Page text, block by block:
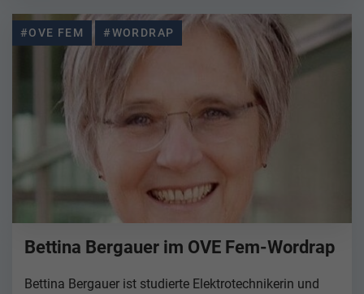
#OVE FEM #WORDRAP
Bettina Bergauer im OVE Fem-Wordrap
Bettina Bergauer ist studierte Elektrotechnikerin und